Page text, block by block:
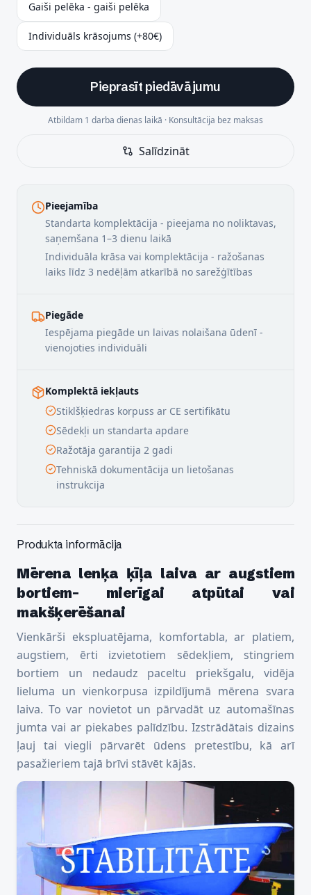
Gaiši pelēka - gaiši pelēka
Individuāls krāsojums (+80€)
Pieprasīt piedāvājumu
Atbildam 1 darba dienas laikā · Konsultācija bez maksas
Salīdzināt
Pieejamība
Standarta komplektācija - pieejama no noliktavas,
saņemšana 1–3 dienu laikā
Individuāla krāsa vai komplektācija - ražošanas
laiks līdz 3 nedēļām atkarībā no sarežģītības
Piegāde
Iespējama piegāde un laivas nolaišana ūdenī -
vienojoties individuāli
Komplektā iekļauts
Stiklšķiedras korpuss ar CE sertifikātu
Sēdekļi un standarta apdare
Ražotāja garantija 2 gadi
Tehniskā dokumentācija un lietošanas
instrukcija
Produkta informācija
Mērena lenķa ķīļa laiva ar augstiem
bortiem- mierīgai atpūtai vai
makšķerēšanai
Vienkārši ekspluatējama, komfortabla, ar platiem,
augstiem, ērti izvietotiem sēdekļiem, stingriem
bortiem un nedaudz paceltu priekšgalu, vidēja
lieluma un vienkorpusa izpildījumā mērena svara
laiva. To var novietot un pārvadāt uz automašīnas
jumta vai ar piekabes palīdzību. Izstrādātais dizains
ļauj tai viegli pārvarēt ūdens pretestību, kā arī
pasažieriem tajā brīvi stāvēt kājās.